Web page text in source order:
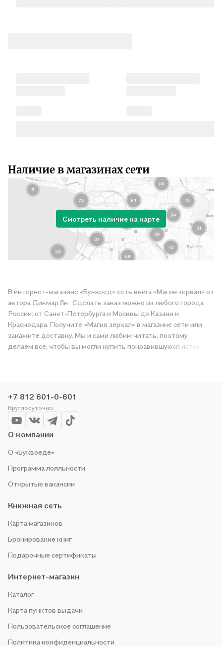
Наличие в магазинах сети
Смотреть наличие на карте
В интернет-магазине «Буквоед» есть книга «Магия зеркал» от
автора Дикмар Ян . Сделать заказ можно из любого города
России: от Санкт-Петербурга и Москвы до Казани и
Краснодара. Получите «Магия зеркал» в магазине сети или
закажите доставку. Мы и сами любим читать, поэтому
делаем всё, чтобы вы могли купить понравившуюся историю
+7 812 601-0-601
Круглосуточно
О компании
О «Буквоеде»
Программа лояльности
Открытые вакансии
Книжная сеть
Карта магазинов
Бронирование книг
Подарочные сертификаты
Интернет-магазин
Каталог
Карта пунктов выдачи
Пользовательское соглашение
Политика конфиденциальности